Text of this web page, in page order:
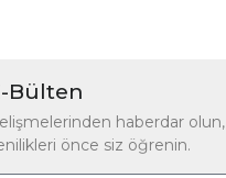
Bülten
haberdar olun,
önce siz öğrenin.